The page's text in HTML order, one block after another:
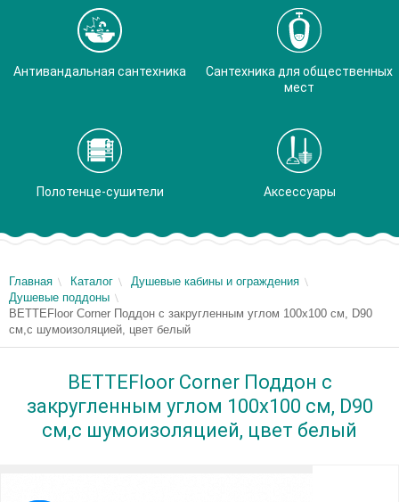
Антивандальная сантехника
Сантехника для общественных
мест
Полотенце-сушители Аксессуары
Главная Каталог
Душевые кабины и ограждения
Душевые поддоны
BETTEFloor Сorner Поддон с закругленным углом 100х100 см, D90
см,с шумоизоляцией, цвет белый
BETTEFloor Сorner Поддон с
закругленным углом 100х100 см, D90
см,с шумоизоляцией, цвет белый